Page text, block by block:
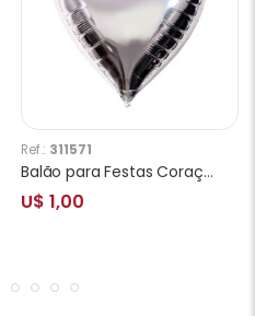
Ref.: 311571
Balão para Festas Coraçâo Grande Prata
U$ 1,00